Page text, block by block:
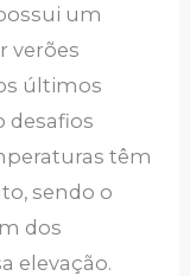
um
verões
últimos
desafios
têm
sendo o
dos
elevação.